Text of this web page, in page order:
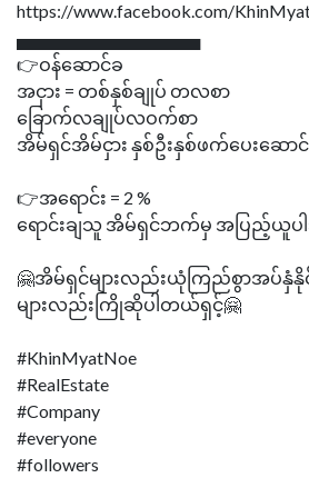
https://www.facebook.com/
▄▄▄▄▄▄▄▄▄▄▄▄▄▄▄
👉ဝန်ဆောင်ခ
အငှား = တစ်နှစ်ချုပ် တလစာ
ခြောက်လချုပ်လဝက်စာ
အိမ်ရှင်အိမ်ငှား နှစ်ဦးနှစ်ဖက်ပေးဆော
👉အရောင်း = 2 %
ရောင်းချသူ အိမ်ရှင်ဘက်မှ အပြည့်ယူ
🤗အိမ်ရှင်များလည်းယုံကြည်စွာအပ်
များလည်းကြိုဆိုပါတယ်ရှင့်🤗
#KhinMyatNoe
#RealEstate
#Company
#everyone
#followers